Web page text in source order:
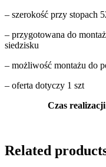
– szerokość przy stopach
– przygotowana do
siedzisku
– możliwość montażu do
– oferta dotyczy 1 szt
Czas
Related